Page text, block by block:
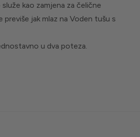
služe kao zamjena za čelične
previše jak mlaz na Voden tušu s
u dva poteza.